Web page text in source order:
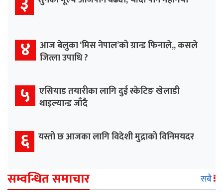
४
आज बेलुका ‘मिस नेपाल’को ग्रान्ड फिनाले,, कसले
जित्ला उपाधि ?
५
एसियाड तयारीका लागि दुई स्केटिङ खेलाडी
थाइल्यान्ड जाँदै
६ यस्तो छ आजका लागि विदेशी मुद्राको विनिमयदर
सम्वन्धित समाचार सबै